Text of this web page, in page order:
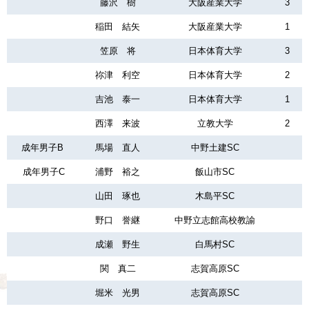
藤沢 樹 大阪産業大学 3
稲田 結矢 大阪産業大学 1
笠原 将 日本体育大学 3
祢津 利空 日本体育大学 2
吉池 泰一 日本体育大学 1
西澤 来波 立教大学 2
成年男子B 馬場 直人 中野土建SC
成年男子C 浦野 裕之 飯山市SC
山田 琢也 木島平SC
野口 誉継 中野立志館高校教諭
成瀬 野生 白馬村SC
関 真二 志賀高原SC
堀米 光男 志賀高原SC